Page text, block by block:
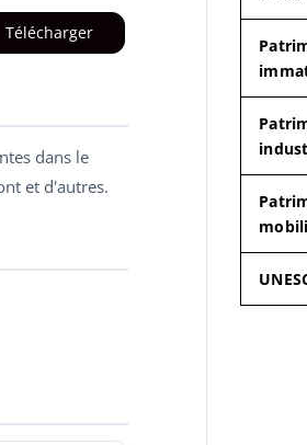
Télécharger
dans le
et d'autres.